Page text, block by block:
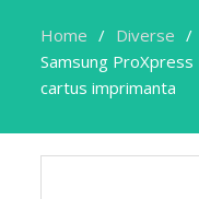
Home
Diverse
Samsung
cartus imprimanta